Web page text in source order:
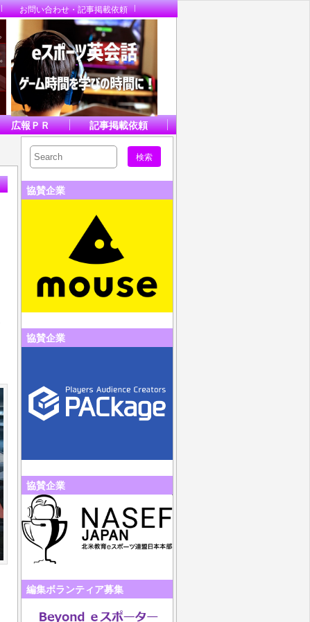
お問い合わせ・記事掲載依頼
広報ＰＲ
記事掲載依頼
協賛企業
協賛企業
協賛企業
編集ボランティア募集